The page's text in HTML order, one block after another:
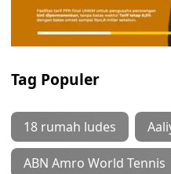
Tag Populer
18 rumah ludes
ABN Amro World Tennis